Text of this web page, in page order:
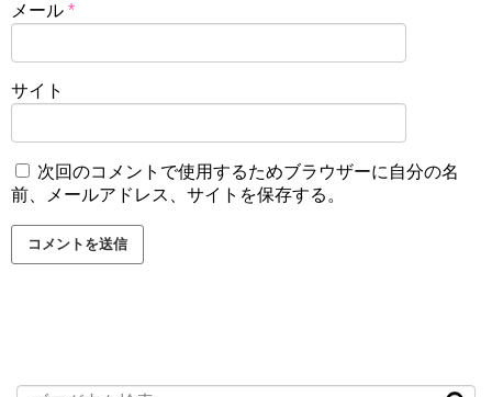
メール *
サイト
次回のコメントで使用するためブラウザーに自分の名
前、メールアドレス、サイトを保存する。